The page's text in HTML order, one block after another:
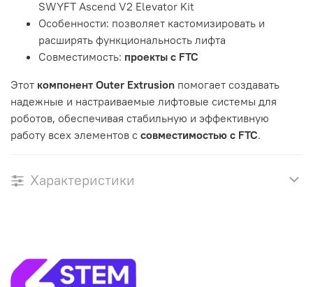
SWYFT Ascend V2 Elevator Kit
Особенности: позволяет кастомизировать и
расширять функциональность лифта
Совместимость: проекты с FTC
Этот компонент Outer Extrusion помогает создавать
надежные и настраиваемые лифтовые системы для
роботов, обеспечивая стабильную и эффективную
работу всех элементов с совместимостью с FTC.
Характеристики